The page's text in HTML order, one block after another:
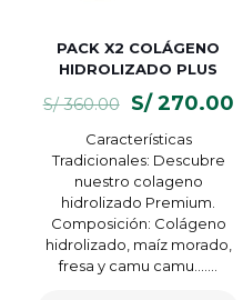
PACK X2 COLÁGENO
HIDROLIZADO PLUS
S/360.00
El
original
era:
S/ 360.00.
S/270.00El
Características
Tradicionales: Descubre
nuestro colageno
hidrolizado Premium.
Composición: Colágeno
hidrolizado, maíz morado,
fresa y camu camu.…...